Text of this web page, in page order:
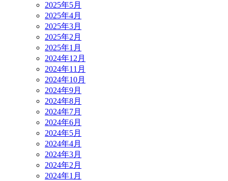
2025年5月
2025年4月
2025年3月
2025年2月
2025年1月
2024年12月
2024年11月
2024年10月
2024年9月
2024年8月
2024年7月
2024年6月
2024年5月
2024年4月
2024年3月
2024年2月
2024年1月